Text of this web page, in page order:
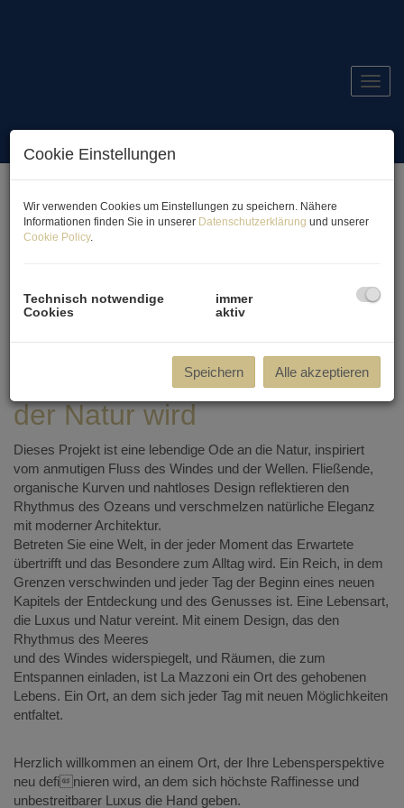
Auf in eine neue Era
Wo Design zum Ausdruck
der Natur wird
Dieses Projekt ist eine lebendige Ode an die Natur, inspiriert
vom anmutigen Fluss des Windes und der Wellen. Fließende,
organische Kurven und nahtloses Design reflektieren den
Rhythmus des Ozeans und verschmelzen natürliche Eleganz
mit moderner Architektur.
Betreten Sie eine Welt, in der jeder Moment das Erwartete
übertrifft und das Besondere zum Alltag wird. Ein Reich, in dem
Grenzen verschwinden und jeder Tag der Beginn eines neuen
Kapitels der Entdeckung und des Genusses ist. Eine Lebensart,
die Luxus und Natur vereint. Mit einem Design, das den
Rhythmus des Meeres
und des Windes widerspiegelt, und Räumen, die zum
Entspannen einladen, ist La Mazzoni ein Ort des gehobenen
Lebens. Ein Ort, an dem sich jeder Tag mit neuen Möglichkeiten
entfaltet.
Herzlich willkommen an einem Ort, der Ihre Lebensperspektive
neu definieren wird, an dem sich höchste Raffinesse und
unbestreitbarer Luxus die Hand geben.
Cookie Einstellungen
Wir verwenden Cookies um Einstellungen zu speichern. Nähere
Informationen finden Sie in unserer Datenschutzerklärung und unserer
Cookie Policy.
Technisch notwendige
Cookies
immer
aktiv
Speichern Alle akzeptieren